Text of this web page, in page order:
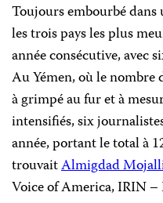
Toujours embourbé
les trois pays les plus
année consécutive, avec
Au Yémen, où le
à grimpé au fur et à
intensifiés, six
année, portant le total à
trouvaitAlmigdad
Voice of America, IRIN –